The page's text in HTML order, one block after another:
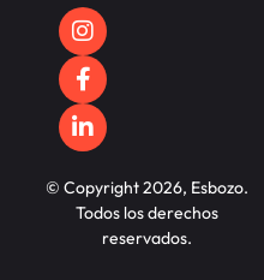
© Copyright 2026, Esbozo.
Todos los derechos
reservados.